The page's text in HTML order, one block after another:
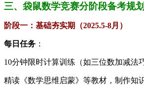
三、袋鼠数学竞赛分阶段备考规
​阶段一：基础夯实期（2025.5-8月）​
​每日任务​ ​：
10分钟限时计算训练（如三位数加减法
精读《数学思维启蒙》等教材，制作知